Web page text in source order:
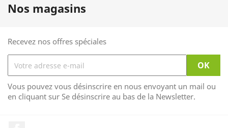
Nos magasins
Recevez nos offres spéciales
Vous pouvez vous désinscrire en nous envoyant un mail ou
en cliquant sur Se désinscrire au bas de la Newsletter.